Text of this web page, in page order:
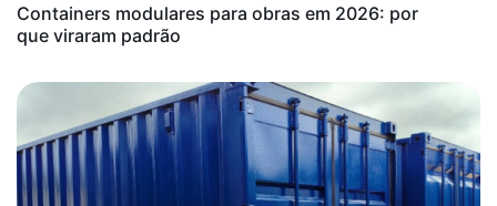
Containers modulares para obras em 2026: por
que viraram padrão